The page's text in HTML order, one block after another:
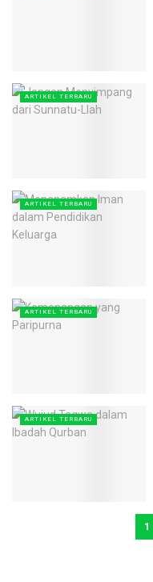
ARTIKEL TERBARU
ARTIKEL TERBARU
ARTIKEL TERBARU
ARTIKEL TERBARU
1